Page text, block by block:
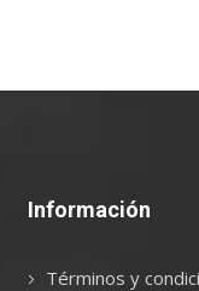
Información
Términos y